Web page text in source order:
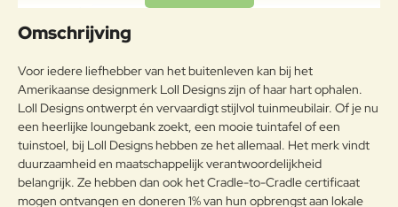
Uw naam:
g:
Note:HTML-code wordt niet vertaald!
Waarderin
Slecht Goed
Omschrijving
Voor iedere liefhebber van het buitenleven kan bij het
Amerikaanse designmerk Loll Designs zijn of haar hart ophalen.
Loll Designs ontwerpt én vervaardigt stijlvol tuinmeubilair. Of je nu
een heerlijke loungebank zoekt, een mooie tuintafel of een
tuinstoel, bij Loll Designs hebben ze het allemaal. Het merk vindt
duurzaamheid en maatschappelijk verantwoordelijkheid
belangrijk. Ze hebben dan ook het Cradle-to-Cradle certificaat
mogen ontvangen en doneren 1% van hun opbrengst aan lokale